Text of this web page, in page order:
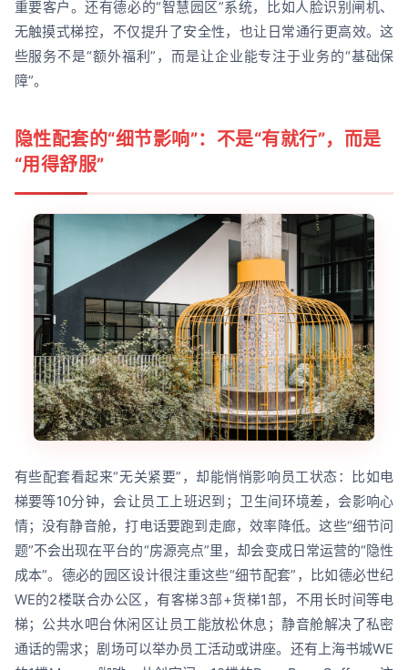
重要客户。还有德必的“智慧园区”系统，比如人脸识别闸机、
无触摸式梯控，不仅提升了安全性，也让日常通行更高效。这
些服务不是“额外福利”，而是让企业能专注于业务的“基础保
障”。
隐性配套的“细节影响”：不是“有就行”，而是
“用得舒服”
有些配套看起来“无关紧要”，却能悄悄影响员工状态：比如电
梯要等10分钟，会让员工上班迟到；卫生间环境差，会影响心
情；没有静音舱，打电话要跑到走廊，效率降低。这些“细节问
题”不会出现在平台的“房源亮点”里，却会变成日常运营的“隐性
成本”。德必的园区设计很注重这些“细节配套”，比如德必世纪
WE的2楼联合办公区，有客梯3部+货梯1部，不用长时间等电
梯；公共水吧台休闲区让员工能放松休息；静音舱解决了私密
通话的需求；剧场可以举办员工活动或讲座。还有上海书城WE